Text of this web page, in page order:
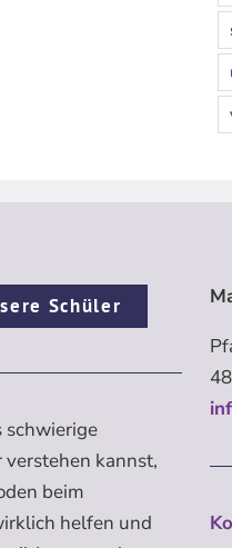
Schüler
schwierige
verstehen kannst,
beim
helfen und